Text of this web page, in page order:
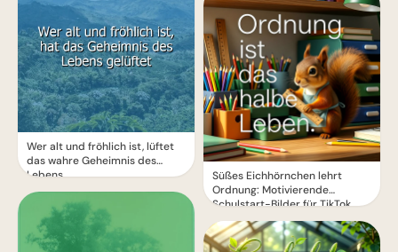
Wer alt und fröhlich ist, lüftet
das wahre Geheimnis des
Lebens.
Süßes Eichhörnchen lehrt
Ordnung: Motivierende
Schulstart-Bilder für TikTok